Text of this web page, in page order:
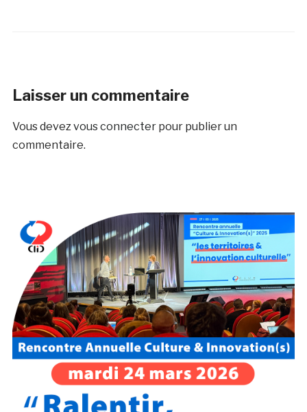
Laisser un commentaire
Vous devez vous connecterpour publier un
commentaire.